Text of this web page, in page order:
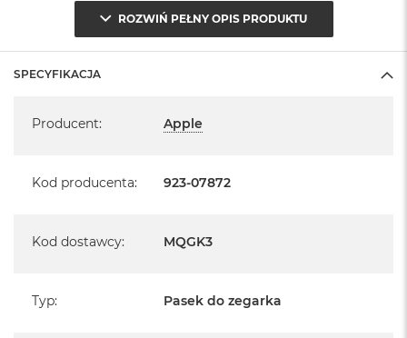
ROZWIŃ PEŁNY OPIS PRODUKTU
SPECYFIKACJA
Producent: Apple
Kod producenta: 923-07872
Kod dostawcy: MQGK3
Typ: Pasek do zegarka